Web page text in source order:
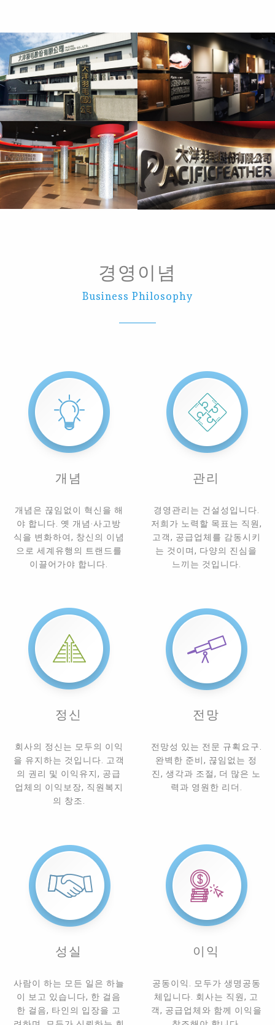
경영이념
Business Philosophy
개념
개념은 끊임없이 혁신을 해
야 합니다. 옛 개념‧사고방
식을 변화하여, 창신의 이념
으로 세계유행의 트랜드를
이끌어가야 합니다.
관리
경영관리는 건설성입니다.
저희가 노력할 목표는 직원,
고객, 공급업체를 감동시키
는 것이며, 다양의 진심을
느끼는 것입니다.
정신
회사의 정신는 모두의 이익
을 유지하는 것입니다. 고객
의 권리 및 이익유지, 공급
업체의 이익보장, 직원복지
의 창조.
전망
전망성 있는 전문 규획요구.
완벽한 준비, 끊임없는 정
진, 생각과 조절, 더 많은 노
력과 영원한 리더.
성실
사람이 하는 모든 일은 하늘
이 보고 있습니다, 한 걸음
한 걸음, 타인의 입장을 고
이익
공동이익. 모두가 생명공동
체입니다. 회사는 직원, 고
객, 공급업체와 함께 이익을